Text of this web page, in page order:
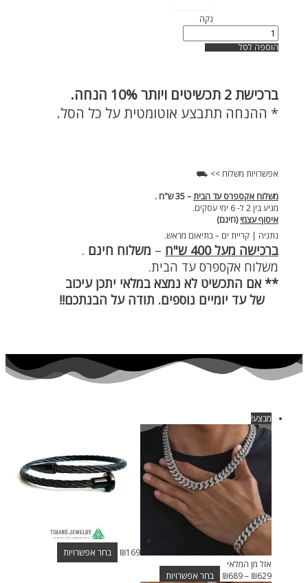
נקה
הוספה לסל
ברכישת
* ההנחה תתבצע אוטומטית על כל הסל.
אפשרויות משלוח >> ⛟
משלוח אקספרס עד הבית– 35 ש"ח .
מגיע בין 2 ל- 6 ימי עסקים.
איסוף עצמי(חינם)
נתניה | קריית ים – בתיאום מראש.
ברכישה מעל 400 ש"ח – משלוח חינם .
משלוח אקספרס עד הבית.
** אם התכשיט לא נמצא במלאי יתכן עיכוב
של עד יומיים נוספים. תודה על הבנתכם!!
מבצע!
אזל מן המלאי
₪629
–
₪689 בחר אפשרויות
₪169 בחר אפשרויות